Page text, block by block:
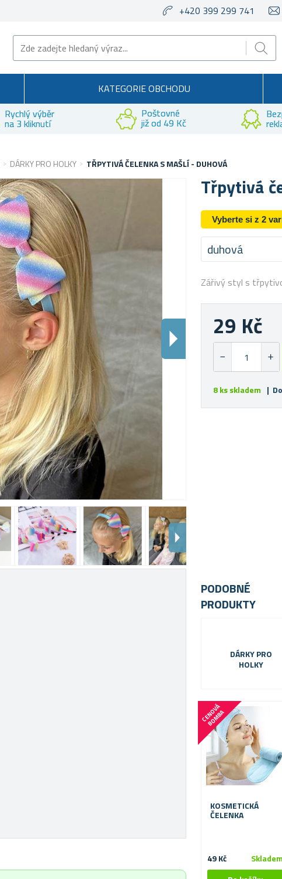
+420 399 299 741
KATEGORIE OBCHODU
Rychlý výběr
na 3 kliknutí
Poštovné
již od 49 Kč
DÁRKY PRO HOLKY TŘPYTIVÁ ČELENKA S MAŠLÍ - DUHOVÁ
Třpytivá
Vyberte si z 2
duhová
Zářivý styl s
29 Kč
8 ks skladem |
PODOBNÉ
PRODUKTY
DÁRKY PRO
HOLKY
C
E
N
O
V
Á
B
O
M
B
A
KOSMETICKÁ
ČELENKA
49 Kč